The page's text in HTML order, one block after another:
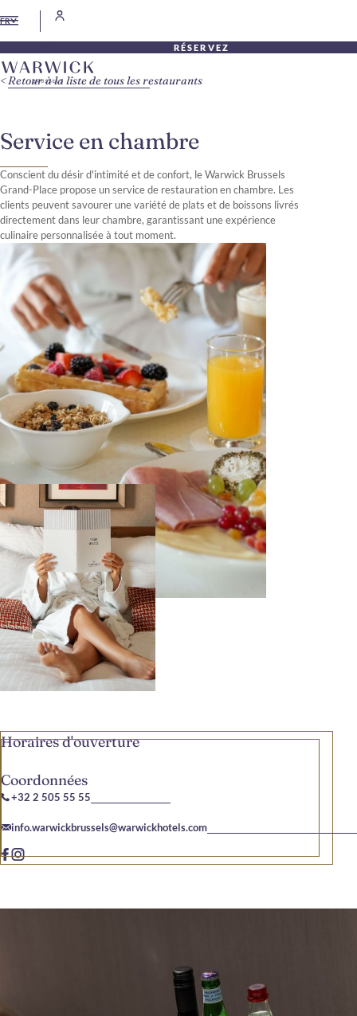
FR
RÉSERVEZ
Service en chambre
Conscient du désir d'intimité et de confort, le Warwick Brussels
Grand-Place propose un service de restauration en chambre. Les
clients peuvent savourer une variété de plats et de boissons livrés
directement dans leur chambre, garantissant une expérience
culinaire personnalisée à tout moment.
Retour à la liste de tous les restaurants
Horaires d'ouverture
Coordonnées
+32 2 505 55 55
info.warwickbrussels@warwickhotels.com